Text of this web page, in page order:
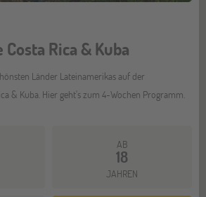
Rica & Kuba
Länder Lateinamerikas auf der
& Kuba. Hier geht's zum 4-Wochen Programm.
AB
18
JAHREN